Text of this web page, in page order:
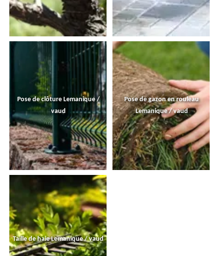
Pose de clôture Lemanique /
vaud
Pose de gazon en rouleau
Lemanique / vaud
Taille de haie Lemanique / vaud